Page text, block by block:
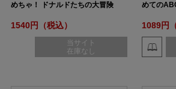
めちゃ！ ドナルドたちの大冒険
1540円（税込）
当サイト
在庫なし
めての
1089円